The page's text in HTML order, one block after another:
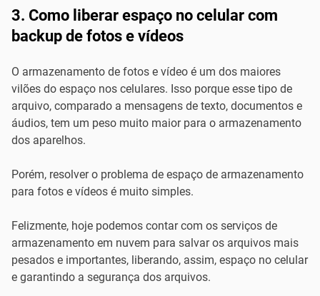
3. Como liberar espaço no celular com
backup de fotos e vídeos
O armazenamento de fotos e vídeo é um dos maiores
vilões do espaço nos celulares. Isso porque esse tipo de
arquivo, comparado a mensagens de texto, documentos e
áudios, tem um peso muito maior para o armazenamento
dos aparelhos.
Porém, resolver o problema de espaço de armazenamento
para fotos e vídeos é muito simples.
Felizmente, hoje podemos contar com os serviços de
armazenamento em nuvem para salvar os arquivos mais
pesados e importantes, liberando, assim, espaço no celular
e garantindo a segurança dos arquivos.